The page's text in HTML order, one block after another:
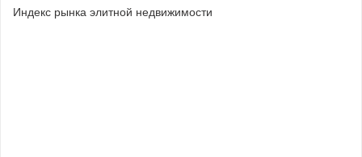
Индекс рынка элитной недвижимости